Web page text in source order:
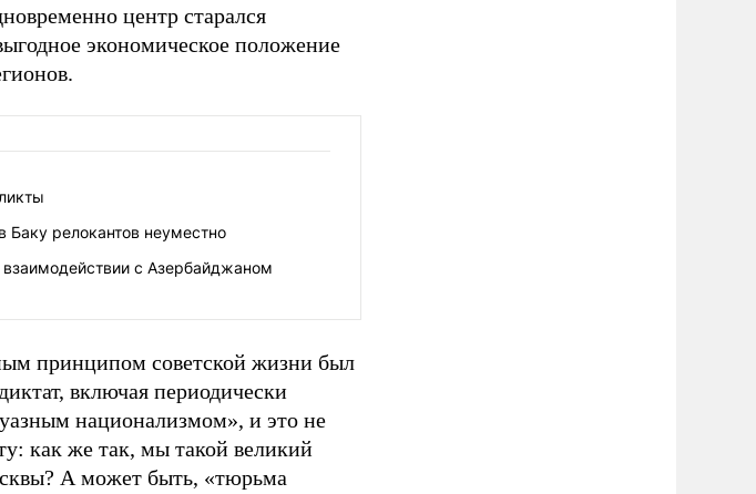
центр старался
экономическое положение
Баку релокантов неуместно
взаимодействии с Азербайджаном
принципом советской жизни был
включая периодически
национализмом», и это не
как же так, мы такой великий
А может быть, «тюрьма